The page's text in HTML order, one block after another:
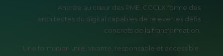
Ancrée au cœur des PME, CCCLX forme des
architectes du digital capables de relever les défis
concrets de la transformation.
Une formation utile, vivante, responsable et accessible.